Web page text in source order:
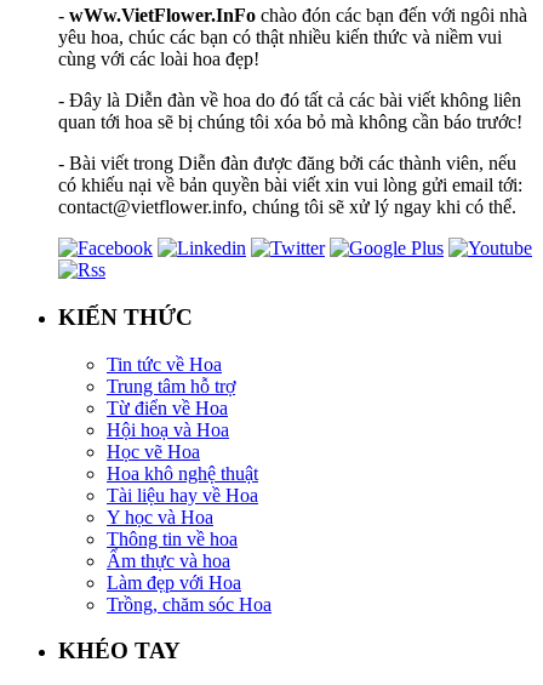
- wWw.VietFlower.InFo chào đón các bạn đến với ngôi nhà
yêu hoa, chúc các bạn có thật nhiều kiến thức và niềm vui
cùng với các loài hoa đẹp!
- Đây là Diễn đàn về hoa do đó tất cả các bài viết không liên
quan tới hoa sẽ bị chúng tôi xóa bỏ mà không cần báo trước!
- Bài viết trong Diễn đàn được đăng bởi các thành viên, nếu
có khiếu nại về bản quyền bài viết xin vui lòng gửi email tới:
contact@vietflower.info, chúng tôi sẽ xử lý ngay khi có thể.
KIẾN THỨC
Tin tức về Hoa
Trung tâm hỗ trợ
Từ điển về Hoa
Hội hoạ và Hoa
Học vẽ Hoa
Hoa khô nghệ thuật
Tài liệu hay về Hoa
Y học và Hoa
Thông tin về hoa
Ẩm thực và hoa
Làm đẹp với Hoa
Trồng, chăm sóc Hoa
KHÉO TAY